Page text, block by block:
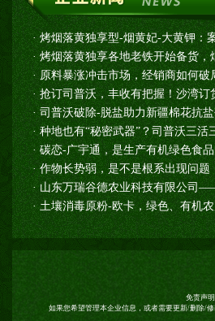
·烤烟落黄独享型-烟黄妃-大黄钾：
·烤烟落黄独享各地老铁开始备货
· 原料暴涨冲击市场，经销商如何
·抢订司普沃，丰收有把握！沙湾
·司普沃破除-脱盐助力新疆棉花抗
·种地也有“秘密武器”？司普沃三活
·碳恋-广宇通，是生产有机绿色食
·作物长势弱，是不是根系出现问题
·山东万瑞谷德农业科技有限公司
·土壤消毒原粉-欧卡，绿色、有机
免责声
如果您希望管理本企业信息，或者需要更新/删除/